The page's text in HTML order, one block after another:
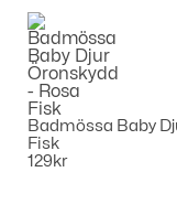
Badmössa Baby
Fisk
129 kr